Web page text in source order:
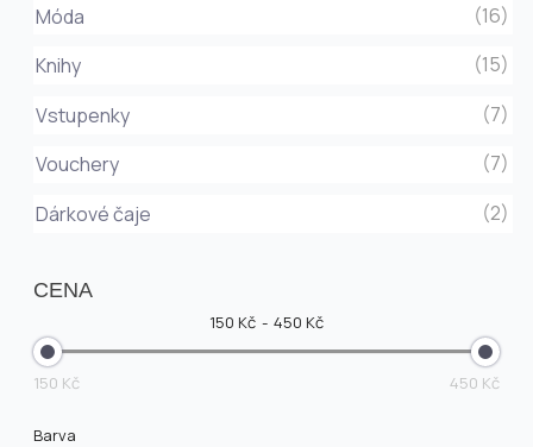
Móda
(16)
Knihy
(15)
Vstupenky
(7)
Vouchery
(7)
Dárkové čaje
(2)
CENA
150 Kč 450 Kč
150 Kč 450 Kč
Barva